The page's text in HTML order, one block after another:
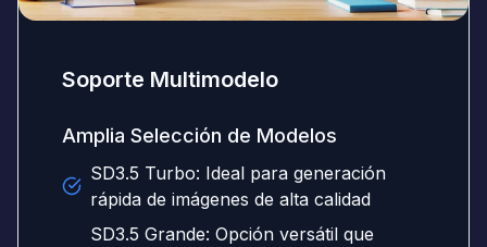
Soporte Multimodelo
Amplia Selección de Modelos
SD3.5 Turbo: Ideal para generación
rápida de imágenes de alta calidad
SD3.5 Grande: Opción versátil que